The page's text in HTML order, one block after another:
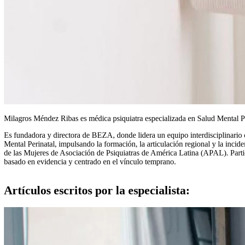
Milagros Méndez Ribas es médica psiquiatra especializada en Salud
Es fundadora y directora de BEZA, donde lidera un equipo interdisciplinario
Mental Perinatal, impulsando la formación, la articulación regional y la
de las Mujeres de Asociación de Psiquiatras de América Latina (APAL).
basado en evidencia y centrado en el vínculo temprano.
Artículos escritos por la especialista: